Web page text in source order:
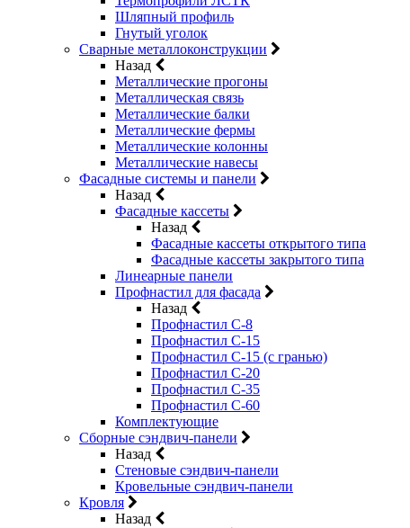
Шляпный профиль
Гнутый уголок
Сварные металлоконструкции
Назад
Металлические прогоны
Металлическая связь
Металлические балки
Металлические фермы
Металлические колонны
Металлические навесы
Фасадные системы и панели
Назад
Фасадные кассеты
Назад
Фасадные кассеты открытого типа
Фасадные кассеты закрытого типа
Линеарные панели
Профнастил для фасада
Назад
Профнастил С-8
Профнастил С-15
Профнастил С-15 (с гранью)
Профнастил С-20
Профнастил С-35
Профнастил С-60
Комплектующие
Сборные сэндвич-панели
Назад
Стеновые сэндвич-панели
Кровельные сэндвич-панели
Кровля
Назад